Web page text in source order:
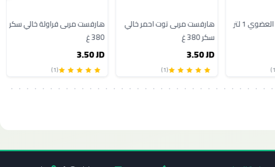
خل العنب الابيض العضوي 1 لتر
هارفست مربى توت احمر خالي
سكر 380 غ
3.50 JD
(1)
هارفست مربى فراولة خالي سكر
380 غ
3.50 JD
(1)